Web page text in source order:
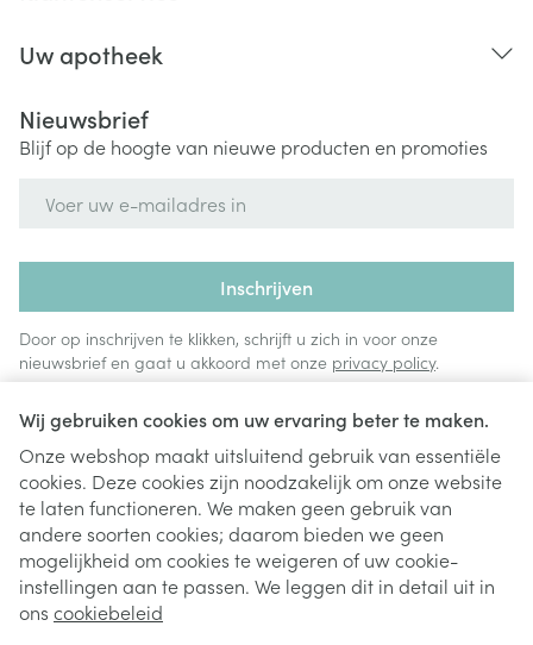
Wij gebruiken cookies om uw ervaring beter te maken.
Onze webshop maakt uitsluitend gebruik van essentiële
cookies. Deze cookies zijn noodzakelijk om onze website
te laten functioneren. We maken geen gebruik van
andere soorten cookies; daarom bieden we geen
mogelijkheid om cookies te weigeren of uw cookie-
instellingen aan te passen. We leggen dit in detail uit in
ons cookiebeleid
Uw apotheek
Nieuwsbrief
Blijf op de hoogte van nieuwe producten en promoties
Inschrijven
Door op inschrijven te klikken, schrijft u zich in voor onze
nieuwsbrief en gaat u akkoord met onze privacy policy.
Juridische links